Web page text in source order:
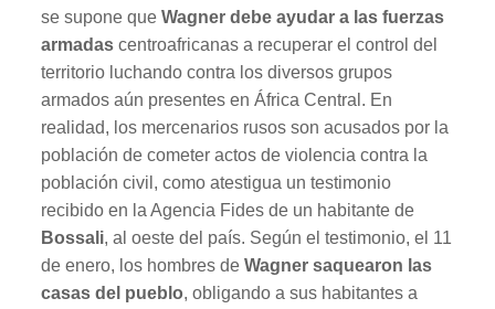
se supone que Wagner debe ayudar a las fuerzas
armadascentroafricanas a recuperar el control del
territorio luchando contra los diversos grupos
armados aún presentes en África Central. En
realidad, los mercenarios rusos son acusados por la
población de cometer actos de violencia contra la
población civil, como atestigua un testimonio
recibido en la Agencia Fides de un habitante de
Bossali, al oeste del país. Según el testimonio, el 11
de enero, los hombres de Wagner saquearon las
casas del pueblo, obligando a sus habitantes a